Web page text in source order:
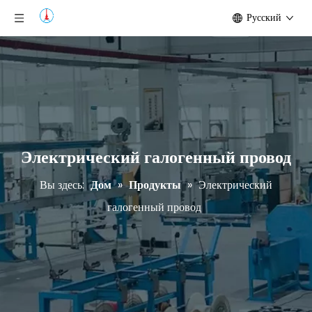
Pусский
Электрический галогенный провод
Вы здесь: Дом » Продукты » Электрический
галогенный провод